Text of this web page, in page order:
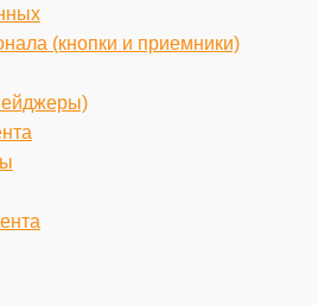
(кнопки и приемники)